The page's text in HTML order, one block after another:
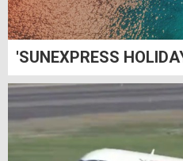
'SUNEXPRESS